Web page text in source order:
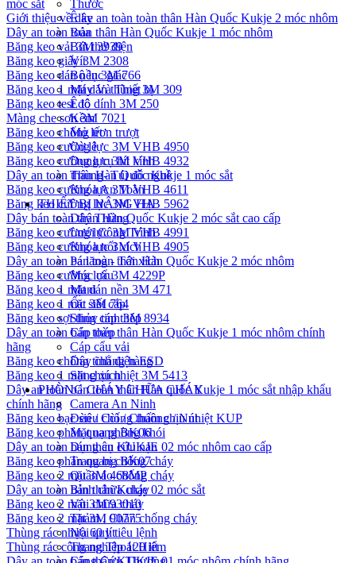
Thước
Ê ke
Búa
Bút thử điện
Vít
Bộ lục giác
Máy Và Thiết bị
Ê tô
Kềm
Mỏ lết
Cờ lê
Dụng cụ hít kính
Thùng- Túi đồ nghề
Khóa An Toàn
THIẾT BỊ NÂNG HẠ
Dây Thừng
Lưới Công Trình
Khóa nối xích
Pa lăng - Tới xích
Móc cẩu
Mani
Ốc siết cáp
Sling cáp thép
Cáp thép
Cáp cẩu vải
Dây chằng hàng
Sling xích
PHÒNG CHÁY CHỮA CHÁY
Camera An Ninh
Đèn / Còi / Chuông / Nút
Mặt nạ phòng khói
Dụng cụ cứu nạn
Trang bị chống cháy
Quần áo chống cháy
Bình chữa cháy
Vòi chữa cháy
Thảm , Chăn chống cháy
Nội quy tiêu lệnh
Thang Thoát Hiểm
móc sắt
Giới thiệu về dây an toàn toàn thân Hàn Quốc Kukje 2 móc nhôm
Dây an toàn toàn thân Hàn Quốc Kukje 1 móc nhôm
Băng keo vải 3M 3939
Băng keo giấy 3M 2308
Băng keo dán nền 3M 766
Băng keo 1 mặt dán thùng 3M 309
Băng keo test độ dính 3M 250
Màng che sơn 3M 7021
Băng keo chống trơn trượt
Băng keo cường lực 3M VHB 4950
Băng keo cường lực 3M VHB 4932
Dây an toàn thân Hàn Quốc Kukje 1 móc sắt
Băng keo cường lực 3M VHB 4611
Băng keo cường lực 3M VHB 5962
Dây bán toàn thân Hàn Quốc Kukje 2 móc sắt cao cấp
Băng keo cường lực 3M VHB 4991
Băng keo cường lực 3M VHB 4905
Dây an toàn bán toàn thân Hàn Quốc Kukje 2 móc nhôm
Băng keo cường lực 3M 4229P
Băng keo 1 mặt dán nền 3M 471
Băng keo 1 mặt 3M 764
Băng keo sợi thủy tinh 3M 8934
Dây an toàn bán toàn thân Hàn Quốc Kukje 1 móc nhôm chính
hãng
Băng keo chống tĩnh điện ESD
Băng keo 1 mặt chịu nhiệt 3M 5413
Dây an toàn bán toàn thân Hàn quốc Kukje 1 móc sắt nhập khẩu
chính hãng
Băng keo bạc siêu chống thấm chịu nhiệt KUP
Băng keo phản quang BK06
Dây an toàn bán thân KUKJE 02 móc nhôm cao cấp
Băng keo phản quang BK07
Băng keo 2 mặt 3M 468MP
Dây an toàn bán thân Kukje 02 móc sắt
Băng keo 2 mặt 3M 93010
Băng keo 2 mặt 3M 90775
Thùng rác nhựa 60 lít
Thùng rác công nghiệp 120 lít